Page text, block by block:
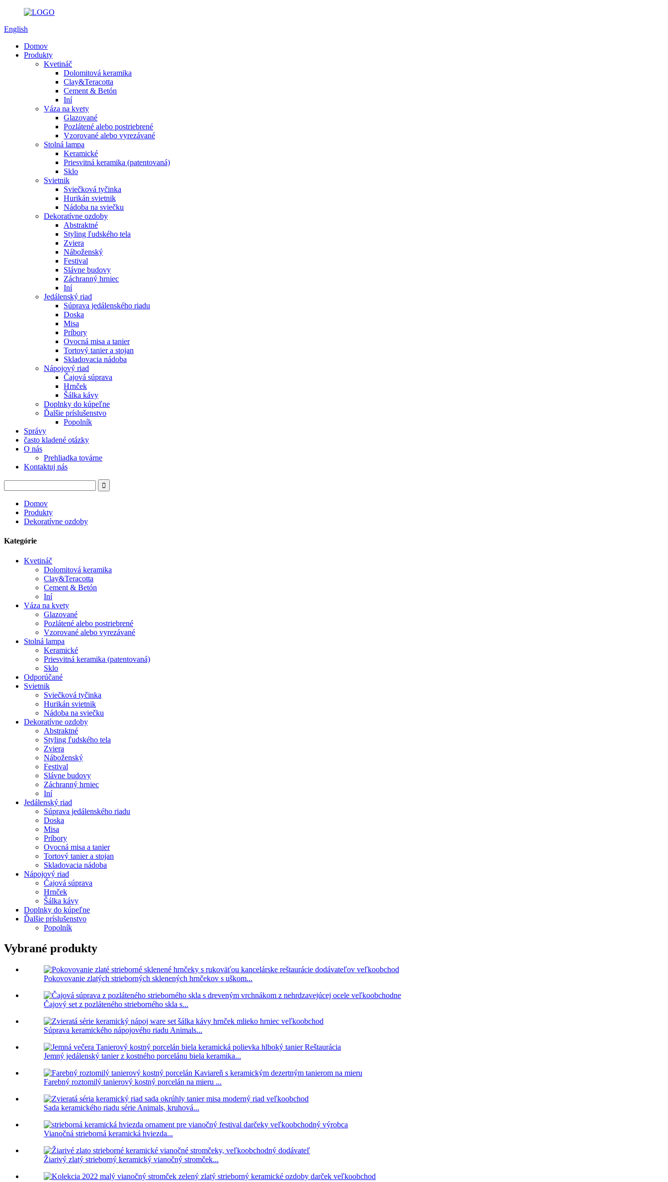
English
Domov
Produkty
Kvetináč
Dolomitová keramika
Clay&Teracotta
Cement & Betón
Iní
Váza na kvety
Glazované
Pozlátené alebo postriebrené
Vzorované alebo vyrezávané
Stolná lampa
Keramické
Priesvitná keramika (patentovaná)
Sklo
Svietnik
Sviečková tyčinka
Hurikán svietnik
Nádoba na sviečku
Dekoratívne ozdoby
Abstraktné
Styling ľudského tela
Zviera
Náboženský
Festival
Slávne budovy
Záchranný hrniec
Iní
Jedálenský riad
Súprava jedálenského riadu
Doska
Misa
Príbory
Ovocná misa a tanier
Tortový tanier a stojan
Skladovacia nádoba
Nápojový riad
Čajová súprava
Hrnček
Šálka ​​kávy
Doplnky do kúpeľne
Ďalšie príslušenstvo
Popolník
Správy
často kladené otázky
O nás
Prehliadka továrne
Kontaktuj nás
Domov
Produkty
Dekoratívne ozdoby
Kategórie
Kvetináč
Dolomitová keramika
Clay&Teracotta
Cement & Betón
Iní
Váza na kvety
Glazované
Pozlátené alebo postriebrené
Vzorované alebo vyrezávané
Stolná lampa
Keramické
Priesvitná keramika (patentovaná)
Sklo
Odporúčané
Svietnik
Sviečková tyčinka
Hurikán svietnik
Nádoba na sviečku
Dekoratívne ozdoby
Abstraktné
Styling ľudského tela
Zviera
Náboženský
Festival
Slávne budovy
Záchranný hrniec
Iní
Jedálenský riad
Súprava jedálenského riadu
Doska
Misa
Príbory
Ovocná misa a tanier
Tortový tanier a stojan
Skladovacia nádoba
Nápojový riad
Čajová súprava
Hrnček
Šálka ​​kávy
Doplnky do kúpeľne
Ďalšie príslušenstvo
Popolník
Vybrané produkty
Pokovovanie zlatých strieborných sklenených hrnčekov s uškom...
Čajový set z pozláteného strieborného skla s...
Súprava keramického nápojového riadu Animals...
Jemný jedálenský tanier z kostného porcelánu biela keramika...
Farebný roztomilý tanierový kostný porcelán na mieru ...
Sada keramického riadu série Animals, kruhová...
Vianočná strieborná keramická hviezda...
Žiarivý zlatý strieborný keramický vianočný stromček...